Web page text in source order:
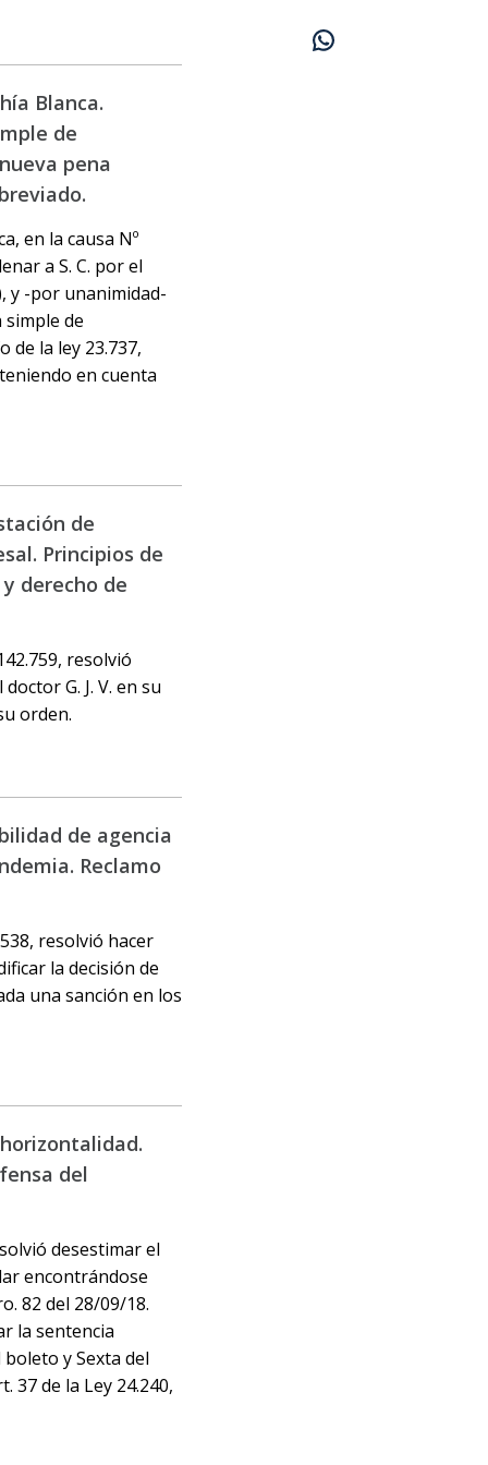
Blanca.
de
pena
en la causa Nº
a S. C. por el
y -por unanimidad-
de
la ley 23.737,
en cuenta
de
Principios de
derecho de
resolvió
G. J. V. en su
orden.
de agencia
Reclamo
resolvió hacer
la decisión de
una sanción en los
del
desestimar el
encontrándose
82 del 28/09/18.
la sentencia
y Sexta del
de la Ley 24.240,